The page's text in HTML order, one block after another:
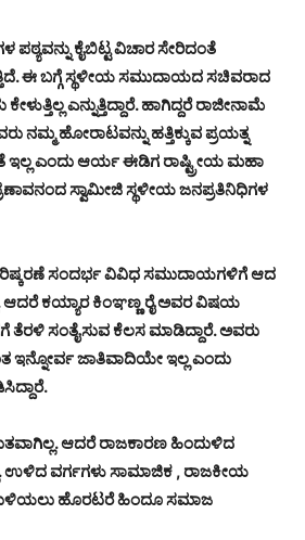
ಕೈಬಿಟ್ಟ ವಿಚಾರ ಸೇರಿದಂತೆ
ಈ ಬಗ್ಗೆ ಸ್ಥಳೀಯ ಸಮುದಾಯದ ಸಚಿವರಾದ
ಎನ್ನುತ್ತಿದ್ದಾರೆ. ಹಾಗಿದ್ದರೆ ರಾಜೀನಾಮೆ
ನಮ್ಮ ಹೋರಾಟವನ್ನು ಹತ್ತಿಕ್ಕುವ ಪ್ರಯತ್ನ
ಇಲ್ಲ ಎಂದು ಆರ್ಯ ಈಡಿಗ ರಾಷ್ಟ್ರೀಯ ಮಹಾ
ಸ್ವಾಮೀಜಿ ಸ್ಥಳೀಯ ಜನಪ್ರತಿನಿಧಿಗಳ
ಪರಿಷ್ಕರಣೆ ಸಂದರ್ಭ ವಿವಿಧ ಸಮುದಾಯಗಳಿಗೆ ಆದ
ಕಯ್ಯಾರ ಕಿಂಞಣ್ಣ ರೈ ಅವರ ವಿಷಯ
ಸಂತೈಸುವ ಕೆಲಸ ಮಾಡಿದ್ದಾರೆ. ಅವರು
ಜಾತಿವಾದಿಯೇ ಇಲ್ಲ ಎಂದು
ಆದರೆ ರಾಜಕಾರಣ ಹಿಂದುಳಿದ
ಉಳಿದ ವರ್ಗಗಳು ಸಾಮಾಜಿಕ , ರಾಜಕೀಯ
ತುಳಿಯಲು ಹೊರಟರೆ ಹಿಂದೂ ಸಮಾಜ